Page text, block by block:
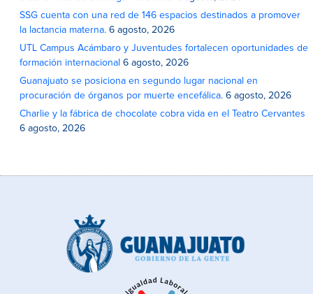
SSG cuenta con una red de 146 espacios destinados a promover
la lactancia materna. 6 agosto, 2026
UTL Campus Acámbaro y Juventudes fortalecen oportunidades de
formación internacional 6 agosto, 2026
Guanajuato se posiciona en segundo lugar nacional en
procuración de órganos por muerte encefálica. 6 agosto, 2026
Charlie y la fábrica de chocolate cobra vida en el Teatro Cervantes
6 agosto, 2026